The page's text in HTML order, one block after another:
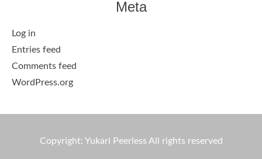
Meta
Log in
Entries feed
Comments feed
WordPress.org
Copyright: Yukari Peerless All rights reserved